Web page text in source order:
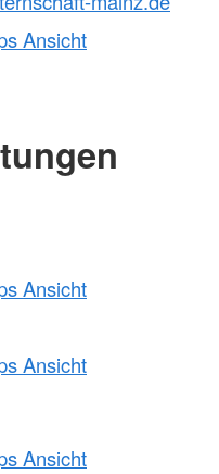
Ansicht
Ansicht
Ansicht
Ansicht